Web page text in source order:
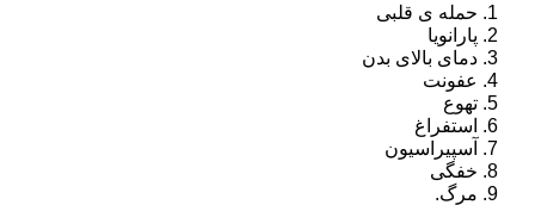
حمله ی قلبی
پارانویا
دمای بالای بدن
عفونت
تهوع
استفراغ
آسپیراسیون
خفگی
مرگ.